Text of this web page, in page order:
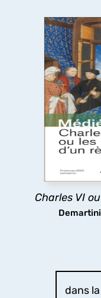
Charles VI
Charles VI
Le long
considéré
arts et les
sa folie même
sont
dans